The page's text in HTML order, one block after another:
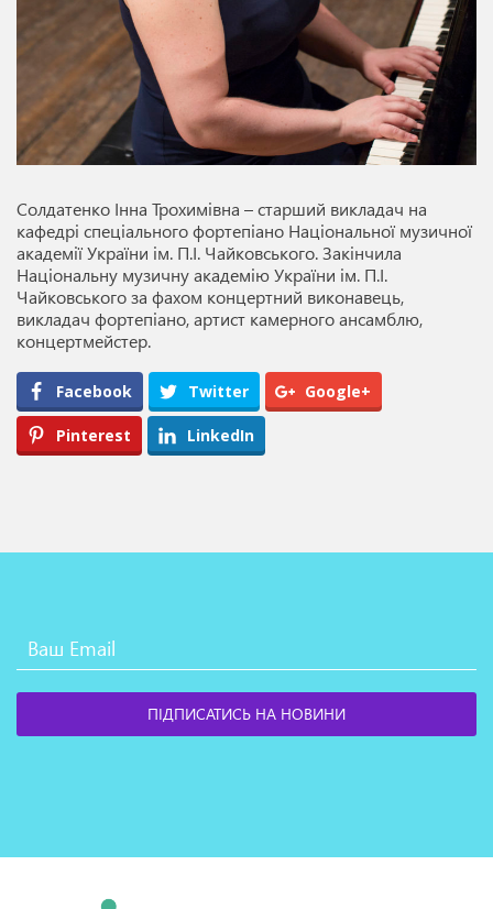
Солдатенко Інна Трохимівна – старший викладач на
кафедрі спеціального фортепіано Національної музичної
академії України ім. П.І. Чайковського. Закінчила
Національну музичну академію України ім. П.І.
Чайковського за фахом концертний виконавець,
викладач фортепіано, артист камерного ансамблю,
концертмейстер.
Facebook Twitter Google+
Pinterest LinkedIn